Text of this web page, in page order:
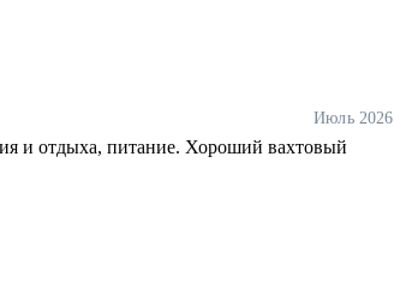
Июль 2026
и отдыха, питание. Хороший вахтовый